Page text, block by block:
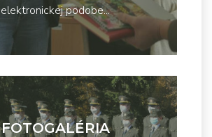
elektronickej podobe...
FOTOGALÉRIA